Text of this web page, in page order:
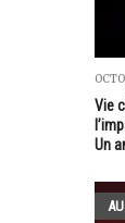
Vie
Un